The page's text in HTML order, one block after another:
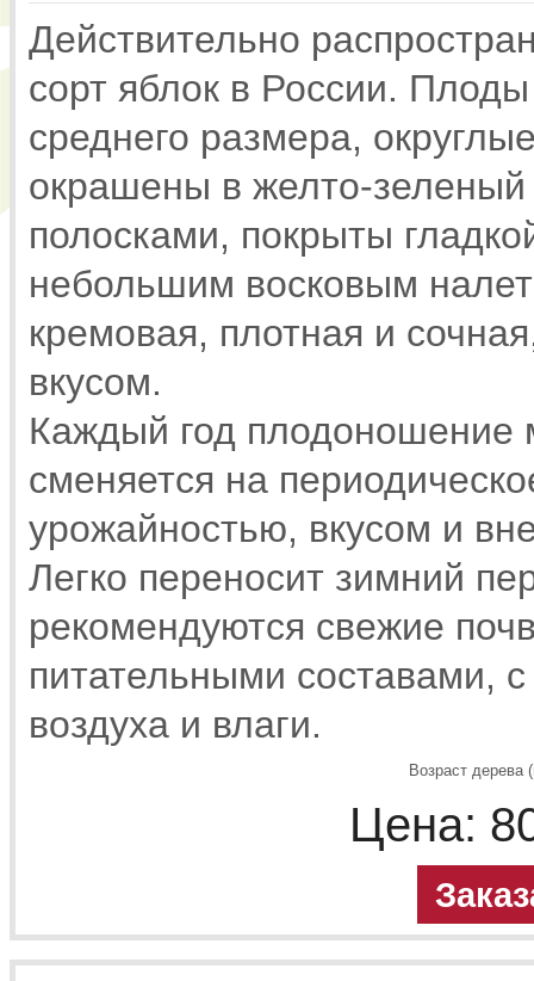
Действительно
сорт яблок в России.
среднего размера,
окрашены в желто-
полосками, покрыты
небольшим восковым
кремовая, плотная и
вкусом.
Каждый год плодоношение
сменяется на
урожайностью, вкусом и
Легко переносит зимний
рекомендуются свежие
питательными составами,
воздуха и влаги.
Возраст дерева
Цена: